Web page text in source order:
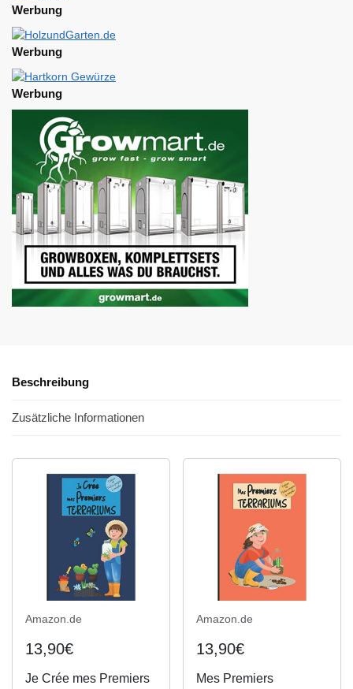
Werbung
Werbung
Werbung
Beschreibung
Zusätzliche Informationen
Amazon.de
13,90€
Je Crée mes Premiers
Amazon.de
13,90€
Mes Premiers